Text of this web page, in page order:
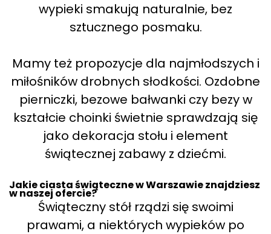
wypieki smakują naturalnie, bez
sztucznego posmaku.
Mamy też propozycje dla najmłodszych i
miłośników drobnych słodkości. Ozdobne
pierniczki, bezowe bałwanki czy bezy w
kształcie choinki świetnie sprawdzają się
jako dekoracja stołu i element
świątecznej zabawy z dziećmi.
Jakie ciasta świąteczne w Warszawie znajdziesz
w naszej ofercie?
Świąteczny stół rządzi się swoimi
prawami, a niektórych wypieków po